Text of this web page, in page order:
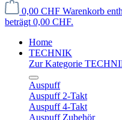
0,00 CHF Warenkorb
beträgt 0,00 CHF.
Home
TECHNIK
Zur Kategorie
Auspuff
Auspuff 2-Takt
Auspuff 4-Takt
Auspuff Zubehör